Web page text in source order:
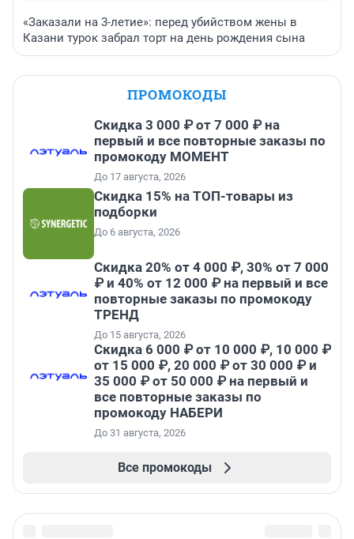
«Заказали на 3-летие»: перед убийством жены в
Казани турок забрал торт на день рождения сына
ПРОМОКОДЫ
Скидка 3 000 ₽ от 7 000 ₽ на
первый и все повторные заказы по
промокоду МОМЕНТ
До 17 августа, 2026
Скидка 15% на ТОП-товары из
подборки
До 6 августа, 2026
Скидка 20% от 4 000 ₽, 30% от 7 000
₽ и 40% от 12 000 ₽ на первый и все
повторные заказы по промокоду
ТРЕНД
До 15 августа, 2026
Скидка 6 000 ₽ от 10 000 ₽, 10 000 ₽
от 15 000 ₽, 20 000 ₽ от 30 000 ₽ и
35 000 ₽ от 50 000 ₽ на первый и
все повторные заказы по
промокоду НАБЕРИ
До 31 августа, 2026
Все промокоды